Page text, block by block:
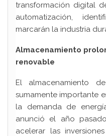
transformación digital
automatización,
marcarán la industria
Almacenamiento
renovable
El almacenamiento
sumamente importante
la demanda de
anunció el año
acelerar las